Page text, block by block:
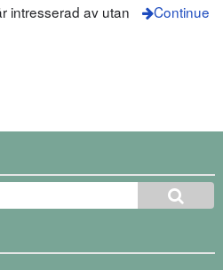
intresserad av utan
Continue